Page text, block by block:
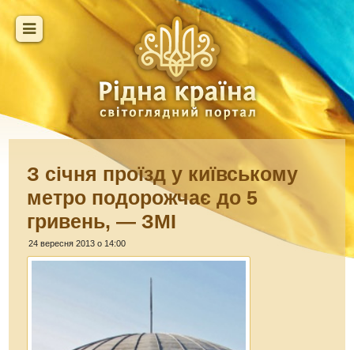
З січня проїзд у київському
метро подорожчає до 5
гривень, — ЗМІ
24 вересня 2013 о 14:00